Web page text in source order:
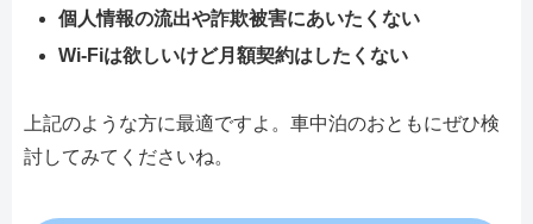
個人情報の流出や詐欺被害にあいたくない
Wi-Fiは欲しいけど月額契約はしたくない
上記のような方に最適ですよ。車中泊のおともにぜひ検
討してみてくださいね。